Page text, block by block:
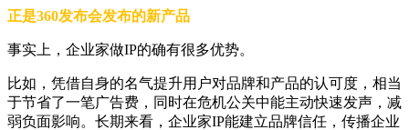
正是360发布会发布的新产品
事实上，企业家做IP的确有很多优势。
比如，凭借自身的名气提升用户对品牌和产品的认可度，相当
于节省了一笔广告费，同时在危机公关中能主动快速发声，减
弱负面影响。长期来看，企业家IP能建立品牌信任，传播企业